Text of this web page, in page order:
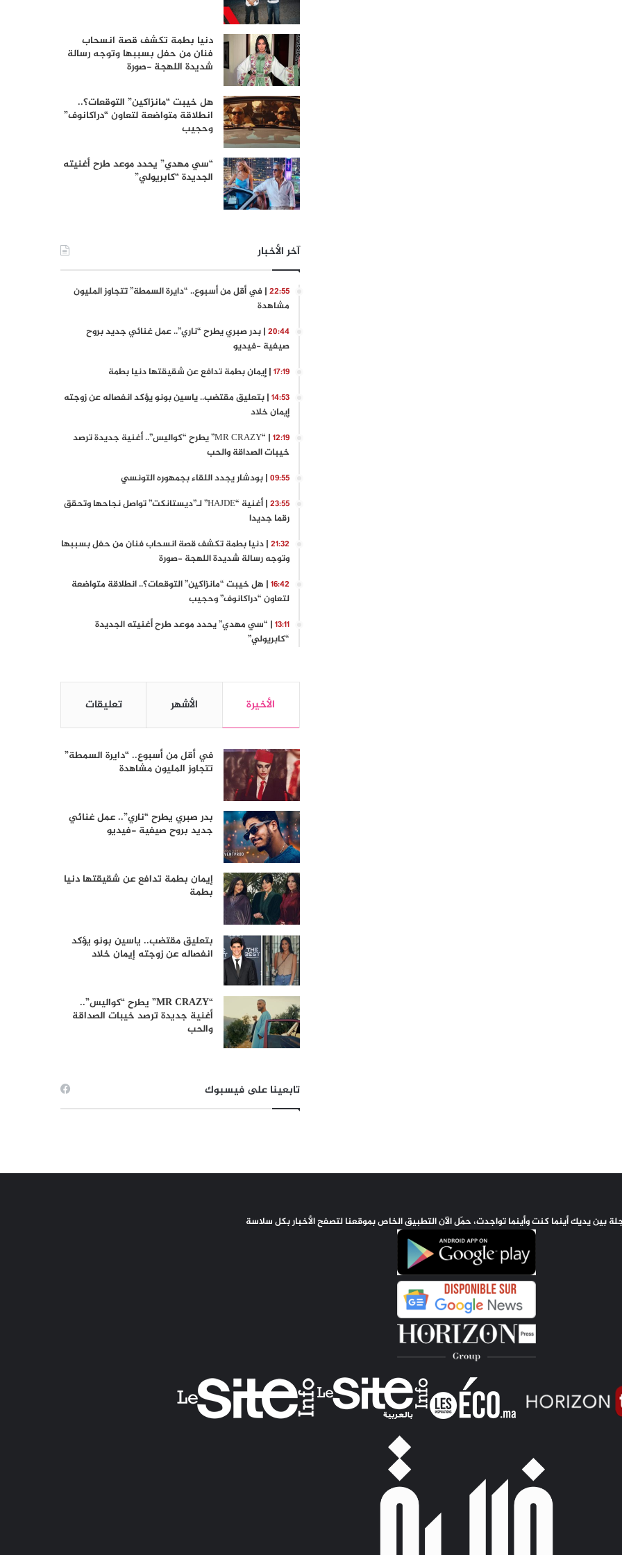
دنيا بطمة تكشف قصة انسحاب
فنان من حفل بسببها وتوجه رسالة
شديدة اللهجة -صورة
هل خيبت “مانزاكين” التوقعات؟..
انطلاقة متواضعة لتعاون “دراكانوف”
وحجيب
“سي مهدي” يحدد موعد طرح أغنيته
الجديدة “كابريولي”
آخر الأخبار
22:55 | في أقل من أسبوع.. “دايرة السمطة” تتجاوز المليون
مشاهدة
20:44 | بدر صبري يطرح “ناري”.. عمل غنائي جديد بروح
صيفية -فيديو
17:19 | إيمان بطمة تدافع عن شقيقتها دنيا بطمة
14:53 | بتعليق مقتضب.. ياسين بونو يؤكد انفصاله عن زوجته
إيمان خلاد
12:19
| “MR CRAZY” يطرح “كواليس”.. أغنية جديدة ترصد
خيبات الصداقة والحب
09:55 | بودشار يجدد اللقاء بجمهوره التونسي
23:55
| أغنية “HAJDE” لـ”ديستانكت” تواصل نجاحها وتحقق
رقما جديدا
21:32 | دنيا بطمة تكشف قصة انسحاب فنان من حفل بسببها
وتوجه رسالة شديدة اللهجة -صورة
16:42 | هل خيبت “مانزاكين” التوقعات؟.. انطلاقة متواضعة
لتعاون “دراكانوف” وحجيب
13:11 | “سي مهدي” يحدد موعد طرح أغنيته الجديدة
“كابريولي”
الأخيرة الأشهر تعليقات
في أقل من أسبوع.. “دايرة السمطة”
تتجاوز المليون مشاهدة
بدر صبري يطرح “ناري”.. عمل غنائي
جديد بروح صيفية -فيديو
إيمان بطمة تدافع عن شقيقتها دنيا
بطمة
بتعليق مقتضب.. ياسين بونو يؤكد
انفصاله عن زوجته إيمان خلاد
“MR CRAZY” يطرح “كواليس”..
أغنية جديدة ترصد خيبات الصداقة
والحب
تابعينا على فيسبوك
بين يديك أينما كنت وأينما تواجدت، حمّل الآن التطبيق الخاص بموقعنا لتصفح الأخبار بكل سلاسة